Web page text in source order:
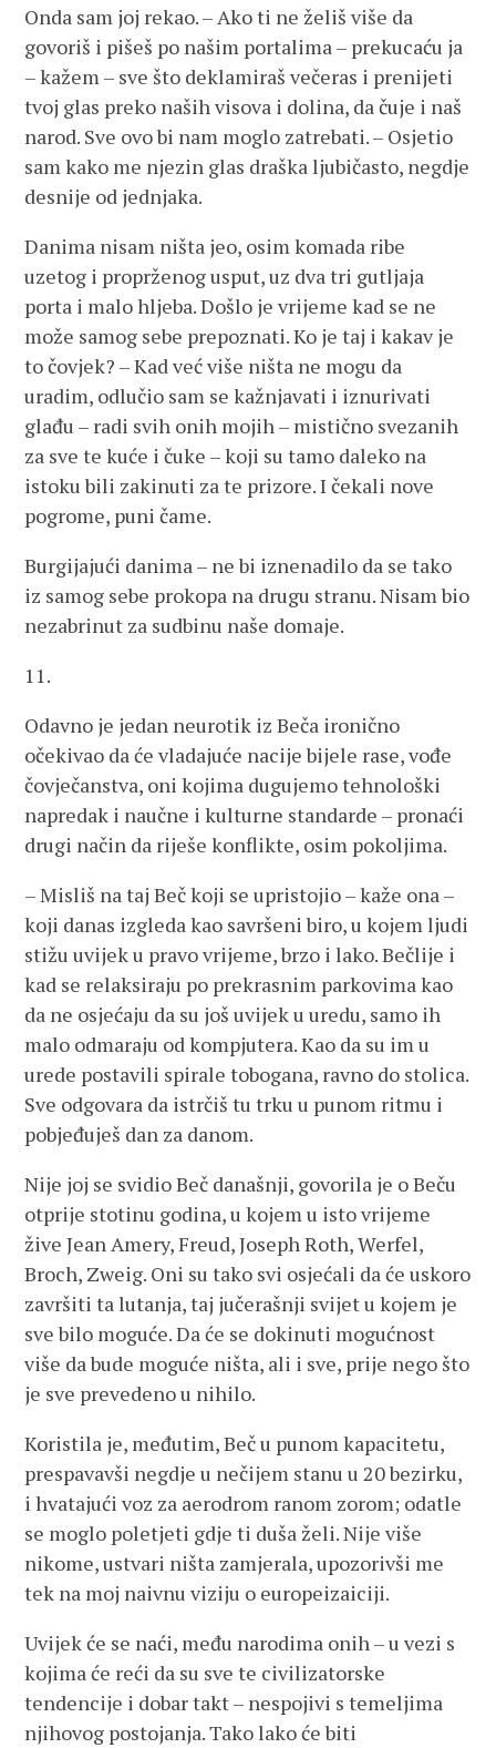
Onda sam joj rekao. – Ako ti ne želiš više da
govoriš i pišeš po našim portalima – prekucaću ja
– kažem – sve što deklamiraš večeras i prenijeti
tvoj glas preko naših visova i dolina, da čuje i naš
narod. Sve ovo bi nam moglo zatrebati. – Osjetio
sam kako me njezin glas draška ljubičasto, negdje
desnije od jednjaka.
Danima nisam ništa jeo, osim komada ribe
uzetog i proprženog usput, uz dva tri gutljaja
porta i malo hljeba. Došlo je vrijeme kad se ne
može samog sebe prepoznati. Ko je taj i kakav je
to čovjek? – Kad već više ništa ne mogu da
uradim, odlučio sam se kažnjavati i iznurivati
glađu – radi svih onih mojih – mistično svezanih
za sve te kuće i čuke – koji su tamo daleko na
istoku bili zakinuti za te prizore. I čekali nove
pogrome, puni čame.
Burgijajući danima – ne bi iznenadilo da se tako
iz samog sebe prokopa na drugu stranu. Nisam bio
nezabrinut za sudbinu naše domaje.
11.
Odavno je jedan neurotik iz Beča ironično
očekivao da će vladajuće nacije bijele rase, vođe
čovječanstva, oni kojima dugujemo tehnološki
napredak i naučne i kulturne standarde – pronaći
drugi način da riješe konflikte, osim pokoljima.
– Misliš na taj Beč koji se upristojio – kaže ona –
koji danas izgleda kao savršeni biro, u kojem ljudi
stižu uvijek u pravo vrijeme, brzo i lako. Bečlije i
kad se relaksiraju po prekrasnim parkovima kao
da ne osjećaju da su još uvijek u uredu, samo ih
malo odmaraju od kompjutera. Kao da su im u
urede postavili spirale tobogana, ravno do stolica.
Sve odgovara da istrčiš tu trku u punom ritmu i
pobjeđuješ dan za danom.
Nije joj se svidio Beč današnji, govorila je o Beču
otprije stotinu godina, u kojem u isto vrijeme
žive Jean Amery, Freud, Joseph Roth, Werfel,
Broch, Zweig. Oni su tako svi osjećali da će uskoro
završiti ta lutanja, taj jučerašnji svijet u kojem je
sve bilo moguće. Da će se dokinuti mogućnost
više da bude moguće ništa, ali i sve, prije nego što
je sve prevedeno u nihilo.
Koristila je, međutim, Beč u punom kapacitetu,
prespavavši negdje u nečijem stanu u 20 bezirku,
i hvatajući voz za aerodrom ranom zorom; odatle
se moglo poletjeti gdje ti duša želi. Nije više
nikome, ustvari ništa zamjerala, upozorivši me
tek na moj naivnu viziju o europeizaiciji.
Uvijek će se naći, među narodima onih – u vezi s
kojima će reći da su sve te civilizatorske
tendencije i dobar takt – nespojivi s temeljima
njihovog postojanja. Tako lako će biti